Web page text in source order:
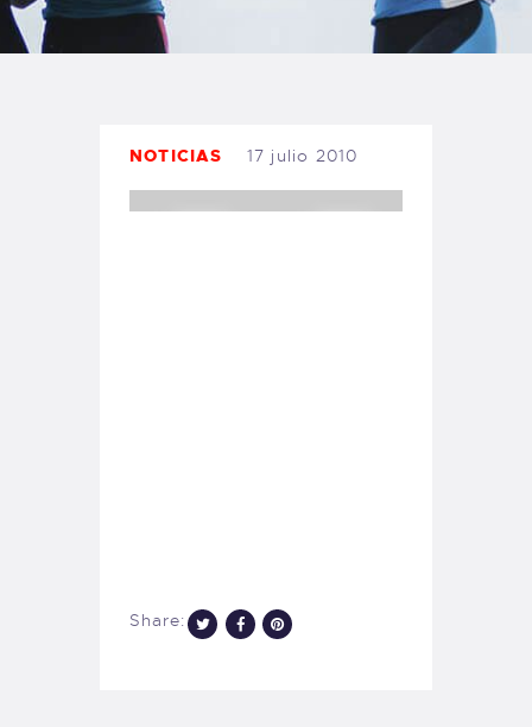
TIENDA FAMILY SURFERS
WEBCAM SALINAS
NOTICIAS 17 julio 2010
Share: